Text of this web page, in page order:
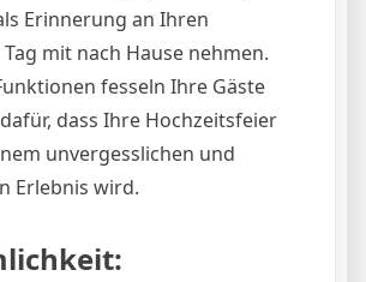
Erinnerung an Ihren
mit nach Hause nehmen.
fesseln Ihre Gäste
dass Ihre Hochzeitsfeier
unvergesslichen und
Erlebnis wird.